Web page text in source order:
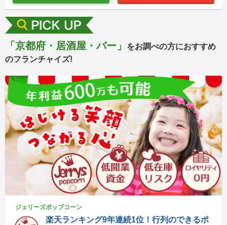
「京都府・居酒屋・バー」
をお調べの方におすすめ
のフランチャイズ!
ジェリーズポップコーン
楽天ランキング9年連続1位！行列のできるポ